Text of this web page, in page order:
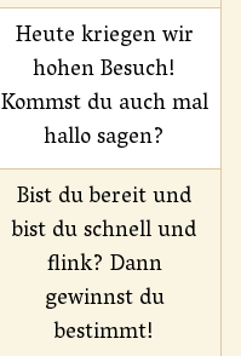
Heute kriegen wir
hohen Besuch!
Kommst du auch mal
hallo sagen?
Bist du bereit und
bist du schnell und
flink? Dann
gewinnst du
bestimmt!